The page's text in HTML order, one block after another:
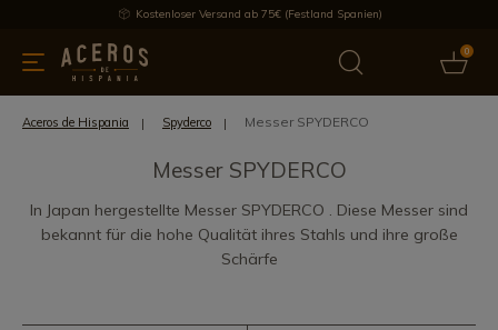
Kostenloser Versand ab 75€ (Festland Spanien)
0
Bietet Aktuelles Bestseller
Aceros de Hispania Spyderco Messer SPYDERCO
Messer SPYDERCO
In Japan hergestellte Messer SPYDERCO . Diese Messer sind
bekannt für die hohe Qualität ihres Stahls und ihre große
Schärfe